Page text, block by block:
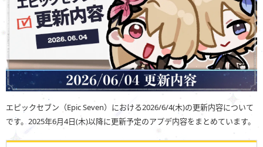
エピックセブン（Epic Seven）における2026/6/4(木)の更新内容について
です。2025年6月4日(木)以降に更新予定のアプデ内容をまとめています。